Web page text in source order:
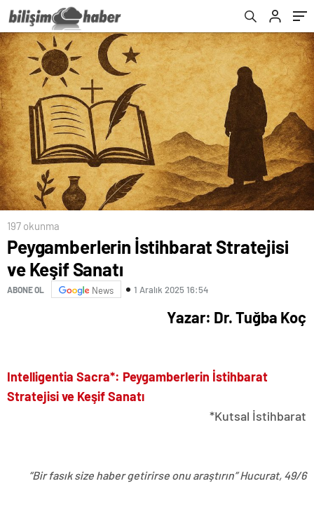
197 okunma
Peygamberlerin İstihbarat Stratejisi
ve Keşif Sanatı
ABONE OL News 1 Aralık 2025 16:54
Yazar: Dr. Tuğba Koç
Intelligentia Sacra*: Peygamberlerin İstihbarat
Stratejisi ve Keşif Sanatı
*Kutsal İstihbarat
“Bir fasık size haber getirirse onu araştırın” Hucurat, 49/6